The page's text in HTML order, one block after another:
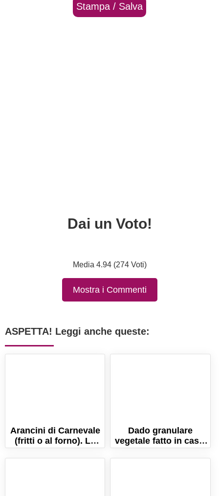
Stampa / Salva
Dai un Voto!
Media 4.94 (274 Voti)
Mostra i Commenti
ASPETTA! Leggi anche queste:
Arancini di Carnevale
(fritti o al forno). La
ricetta originale
marchigiana!
Dado granulare
vegetale fatto in casa.
La ricetta facile senza
essiccatore!